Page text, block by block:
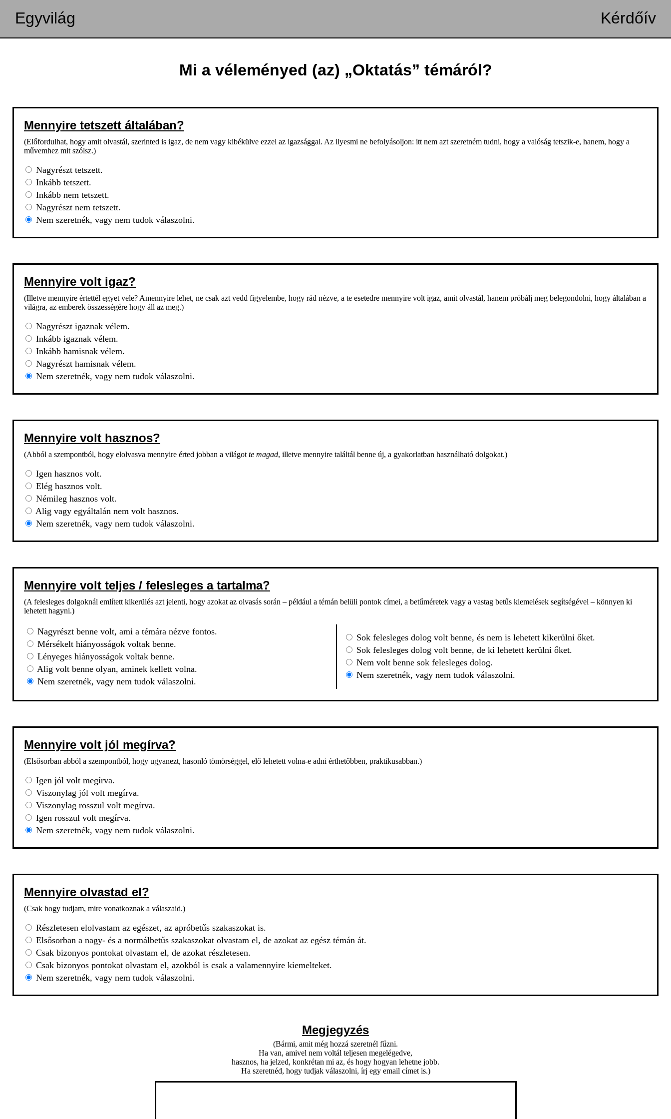
Egyvilág Kérdőív
Mi a véleményed (az) „Oktatás” témáról?
Mennyire tetszett általában?
(Előfordulhat, hogy amit olvastál, szerinted is igaz, de nem vagy kibékülve ezzel az igazsággal. Az ilyesmi ne befolyásoljon: itt nem azt szeretném tudni, hogy a valóság tetszik-e, hanem, hogy a
művemhez mit szólsz.)
Nagyrészt tetszett.
Inkább tetszett.
Inkább nem tetszett.
Nagyrészt nem tetszett.
Nem szeretnék, vagy nem tudok válaszolni.
Mennyire volt igaz?
(Illetve mennyire értettél egyet vele? Amennyire lehet, ne csak azt vedd figyelembe, hogy rád nézve, a te esetedre mennyire volt igaz, amit olvastál, hanem próbálj meg belegondolni, hogy általában a
világra, az emberek összességére hogy áll az meg.)
Nagyrészt igaznak vélem.
Inkább igaznak vélem.
Inkább hamisnak vélem.
Nagyrészt hamisnak vélem.
Nem szeretnék, vagy nem tudok válaszolni.
Mennyire volt hasznos?
(Abból a szempontból, hogy elolvasva mennyire érted jobban a világot te magad, illetve mennyire találtál benne új, a gyakorlatban használható dolgokat.)
Igen hasznos volt.
Elég hasznos volt.
Némileg hasznos volt.
Alig vagy egyáltalán nem volt hasznos.
Nem szeretnék, vagy nem tudok válaszolni.
Mennyire volt teljes / felesleges a tartalma?
(A felesleges dolgoknál említett kikerülés azt jelenti, hogy azokat az olvasás során – például a témán belüli pontok címei, a betűméretek vagy a vastag betűs kiemelések segítségével – könnyen ki
lehetett hagyni.)
Nagyrészt benne volt, ami a témára nézve fontos.
Mérsékelt hiányosságok voltak benne.
Lényeges hiányosságok voltak benne.
Alig volt benne olyan, aminek kellett volna.
Nem szeretnék, vagy nem tudok válaszolni.
Sok felesleges dolog volt benne, és nem is lehetett kikerülni őket.
Sok felesleges dolog volt benne, de ki lehetett kerülni őket.
Nem volt benne sok felesleges dolog.
Nem szeretnék, vagy nem tudok válaszolni.
Mennyire volt jól megírva?
(Elsősorban abból a szempontból, hogy ugyanezt, hasonló tömörséggel, elő lehetett volna-e adni érthetőbben, praktikusabban.)
Igen jól volt megírva.
Viszonylag jól volt megírva.
Viszonylag rosszul volt megírva.
Igen rosszul volt megírva.
Nem szeretnék, vagy nem tudok válaszolni.
Mennyire olvastad el?
(Csak hogy tudjam, mire vonatkoznak a válaszaid.)
Részletesen elolvastam az egészet, az apróbetűs szakaszokat is.
Elsősorban a nagy- és a normálbetűs szakaszokat olvastam el, de azokat az egész témán át.
Csak bizonyos pontokat olvastam el, de azokat részletesen.
Csak bizonyos pontokat olvastam el, azokból is csak a valamennyire kiemelteket.
Nem szeretnék, vagy nem tudok válaszolni.
Megjegyzés
(Bármi, amit még hozzá szeretnél fűzni.
Ha van, amivel nem voltál teljesen megelégedve,
hasznos, ha jelzed, konkrétan mi az, és hogy hogyan lehetne jobb.
Ha szeretnéd, hogy tudjak válaszolni, írj egy email címet is.)